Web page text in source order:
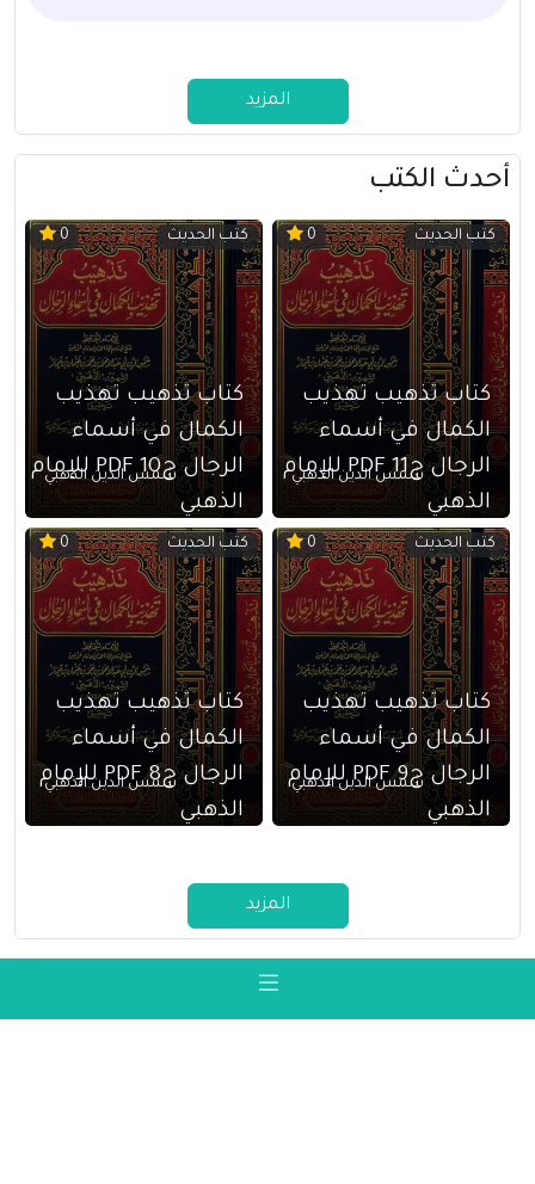
المزيد
أحدث الكتب
كتب الحديث 0
كتاب تذهيب تهذيب
الكمال في أسماء
الرجال ج11 PDF للإمام
الذهبي
شمس الدين الذهبي
كتب الحديث 0
كتاب تذهيب تهذيب
الكمال في أسماء
الرجال ج10 PDF للإمام
الذهبي
شمس الدين الذهبي
كتب الحديث 0
كتاب تذهيب تهذيب
الكمال في أسماء
الرجال ج9 PDF للإمام
الذهبي
شمس الدين الذهبي
كتب الحديث 0
كتاب تذهيب تهذيب
الكمال في أسماء
الرجال ج8 PDF للإمام
الذهبي
شمس الدين الذهبي
المزيد